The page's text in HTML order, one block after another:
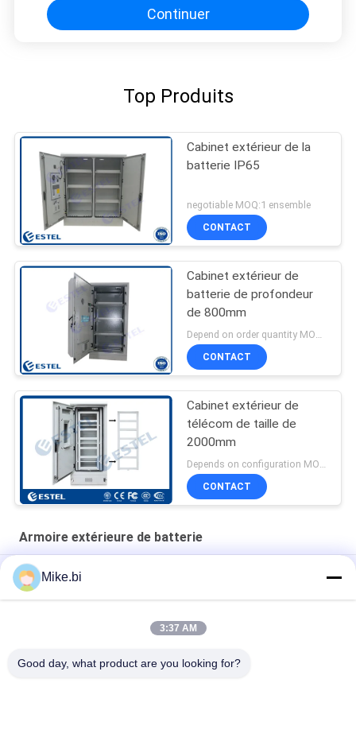
Continuer
Top Produits
Cabinet extérieur de la
batterie IP65
negotiable MOQ:1 ensemble
CONTACT
Cabinet extérieur de
batterie de profondeur
de 800mm
Depend on order quantity MOQ:1 ensemble
CONTACT
Cabinet extérieur de
télécom de taille de
2000mm
CONTACT
Armoire extérieure de batterie
Cabinet extérieur sans fil de batterie d'ESTEL Grey RAL7035
Cabinet extérieur de télécom anticorrosion d'IP55 SS304
Cabinet extérieur large de batterie d'IP55 900mm avec 4
Mike.bi
3:37 AM
Good day, what product are you looking for?